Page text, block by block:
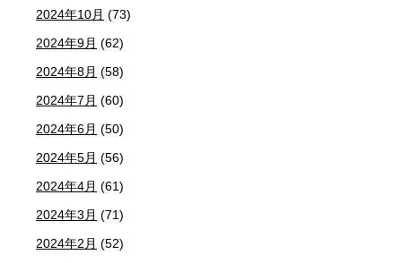
2024年10月 (73)
2024年9月 (62)
2024年8月 (58)
2024年7月 (60)
2024年6月 (50)
2024年5月 (56)
2024年4月 (61)
2024年3月 (71)
2024年2月 (52)